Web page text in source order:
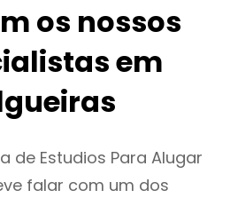
os nossos
em
de Estudios Para Alugar
falar com um dos